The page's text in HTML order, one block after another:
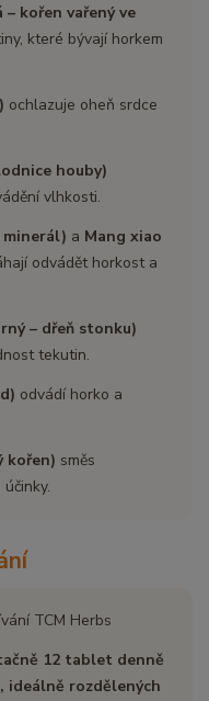
kořen vařený ve
které bývají horkem
ochlazuje oheň srdce
houby)
vlhkosti.
minerál) a Mang xiao
odvádět horkost a
– dřeň stonku)
tekutin.
odvádí horko a
kořen) směs
12 tablet denně
ideálně rozdělených